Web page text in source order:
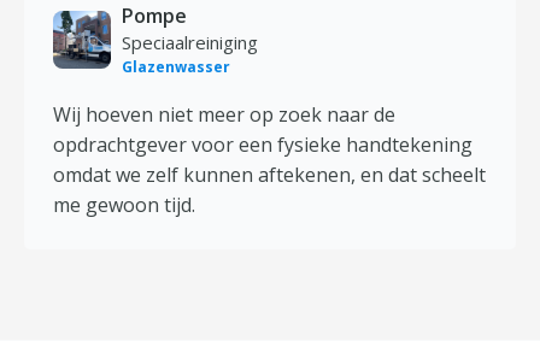
Pompe
Speciaalreiniging
Glazenwasser
Wij hoeven niet meer op zoek naar de
opdrachtgever voor een fysieke handtekening
omdat we zelf kunnen aftekenen, en dat scheelt
me gewoon tijd.